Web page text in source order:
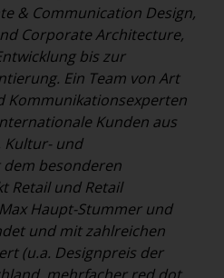
& Communication Design,
Corporate Architecture,
bis zur
Ein Team von Art
Kommunikationsexperten
Kunden aus
Kultur- und
besonderen
Retail und Retail
Haupt-Stummer und
und mit zahlreichen
(u.a. Designpreis der